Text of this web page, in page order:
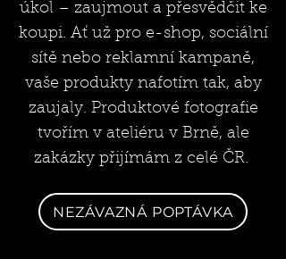
úkol – zaujmout a přesvědčit ke
koupi. Ať už pro e-shop, sociální
sítě nebo reklamní kampaně,
vaše produkty nafotím tak, aby
zaujaly. Produktové fotografie
tvořím v ateliéru v Brně, ale
zakázky přijímám z celé ČR.
NEZÁVAZNÁ POPTÁVKA